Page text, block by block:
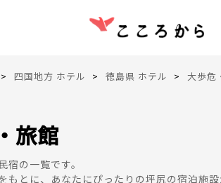
四国地方 ホテル 徳島県 ホテル 大歩危
旅館
の一覧です。
とに、あなたにぴったりの坪尻の宿泊施設